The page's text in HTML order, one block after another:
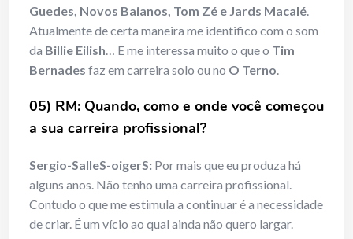
Guedes, Novos Baianos, Tom Zé e Jards Macalé.
Atualmente de certa maneira me identifico com o som
da Billie Eilish… E me interessa muito o que o Tim
Bernades faz em carreira solo ou no O Terno.
05) RM: Quando, como e onde você começou
a sua carreira profissional?
Sergio-SalleS-oigerS: Por mais que eu produza há
alguns anos. Não tenho uma carreira profissional.
Contudo o que me estimula a continuar é a necessidade
de criar. É um vício ao qual ainda não quero largar.